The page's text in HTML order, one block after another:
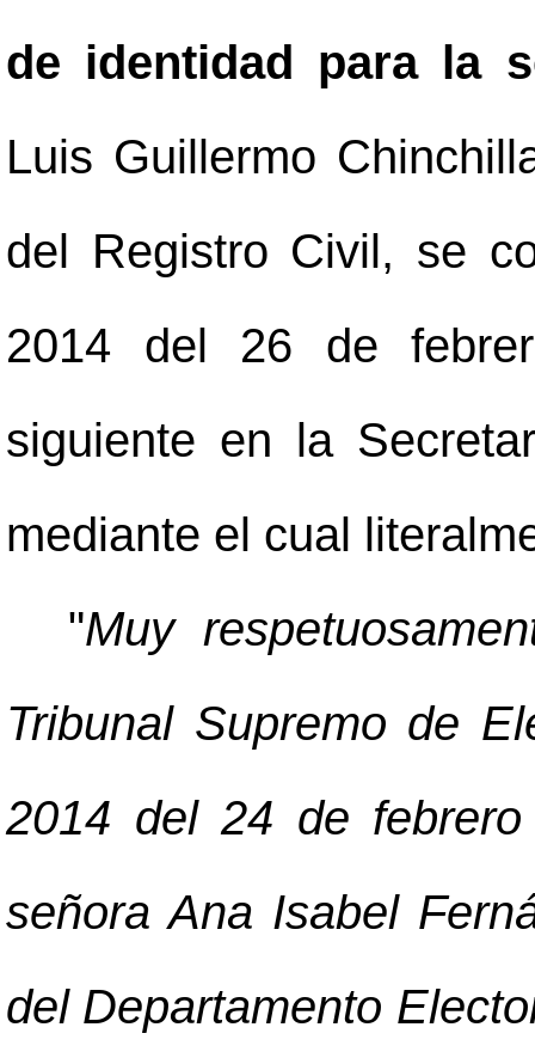
de identidad para la
Luis Guillermo
del Registro Civil, se
2014 del 26 de
siguiente en la
mediante el cual
"Muy
Tribunal Supremo de
2014 del 24 de
señora Ana Isabel
del Departamento